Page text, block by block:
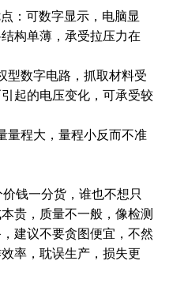
：可数字显示，电脑显
构单薄，承受拉压力在
数字电路，抓取材料受
起的电压变化，可承受较
程大，量程小反而不准
钱一分货，谁也不想只
贵，质量不一般，像检测
建议不要贪图便宜，不然
率，耽误生产，损失更